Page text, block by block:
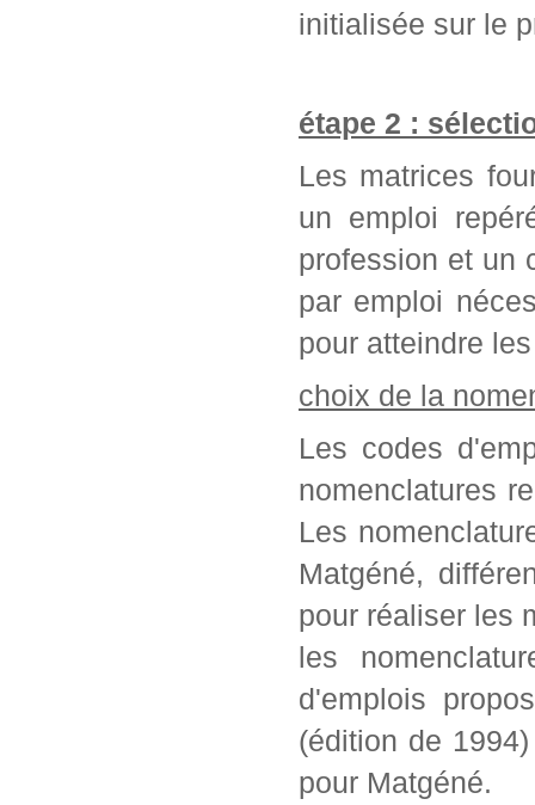
initialisée sur le
étape 2 :
Les matrices
un emploi
profession et un
par emploi
pour atteindre
choix de la
Les codes
nomenclatures
Les
Matgéné,
pour réaliser les
les
d'emplois
(édition de
pour Matgéné.